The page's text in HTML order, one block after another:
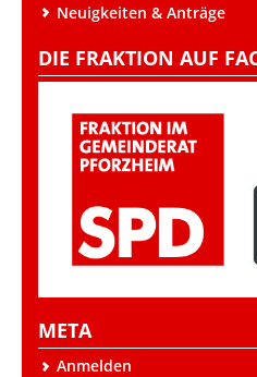
Neuigkeiten & Anträge
DIE FRAKTION AUF
META
Anmelden